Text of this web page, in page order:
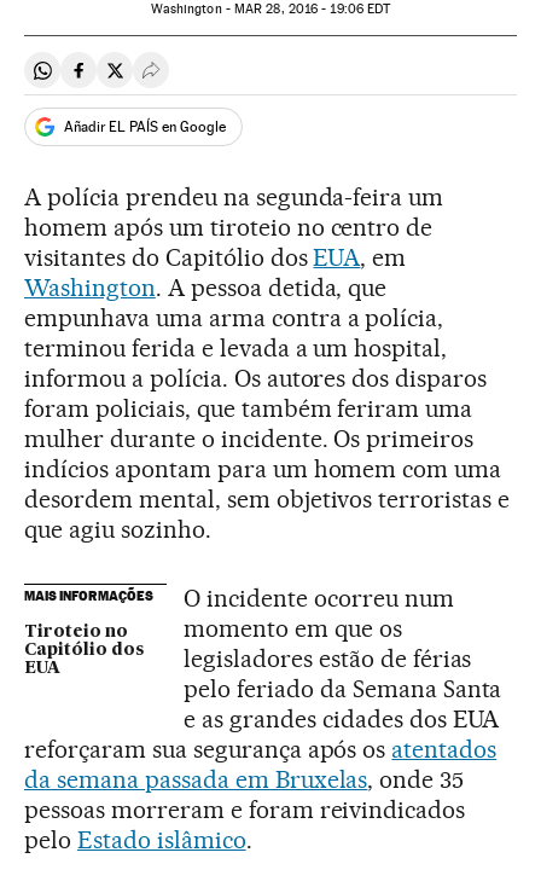
Washington - MAR 28, 2016 - 19:06EDT
Compartir en Whatsapp
Compartir en Facebook
Compartir en Twitter
Desplegar Redes Sociales
Añadir EL PAÍS en Google
A polícia prendeu na segunda-feira um
homem após um tiroteio no centro de
visitantes do Capitólio dosEUA, em
Washington. A pessoa detida, que
empunhava uma arma contra a polícia,
terminou ferida e levada a um hospital,
informou a polícia. Os autores dos disparos
foram policiais, que também feriram uma
mulher durante o incidente. Os primeiros
indícios apontam para um homem com uma
desordem mental, sem objetivos terroristas e
que agiu sozinho.
MAIS INFORMAÇÕES
Tiroteio no
Capitólio dos
EUA
O incidente ocorreu num
momento em que os
legisladores estão de férias
pelo feriado da Semana Santa
e as grandes cidades dos EUA
reforçaram sua segurança após os atentados
da semana passada em Bruxelas, onde 35
pessoas morreram e foram reivindicados
pelo Estado islâmico.